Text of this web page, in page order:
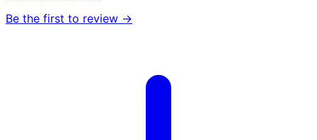
Be the first to review →